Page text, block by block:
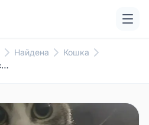
Найдена
Кошка
Найдена кошка, Октябрьская 46